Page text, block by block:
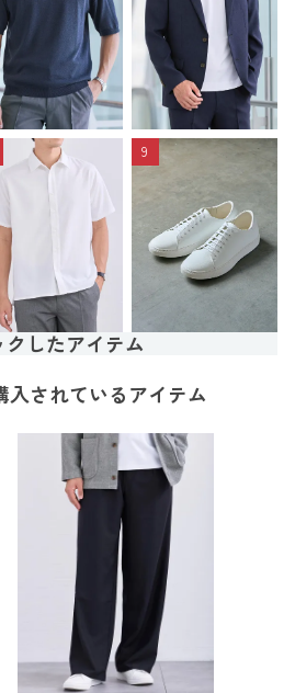
9
したアイテム
入されているアイテム